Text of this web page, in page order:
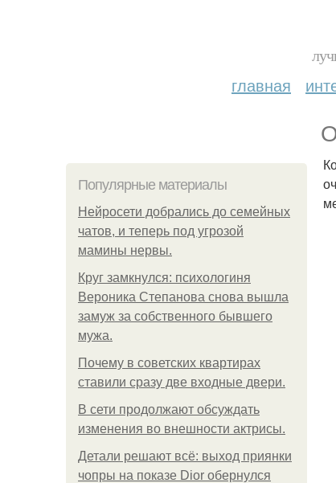
главная
Популярные материалы
Нейросети добрались до семейных
чатов, и теперь под угрозой
мамины нервы.
Круг замкнулся: психологиня
Вероника Степанова снова вышла
замуж за собственного бывшего
мужа.
Почему в советских квартирах
ставили сразу две входные двери.
В сети продолжают обсуждать
изменения во внешности актрисы.
Детали решают всё: выход приянки
чопры на показе Dior обернулся